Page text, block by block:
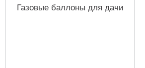
Газовые баллоны для дачи